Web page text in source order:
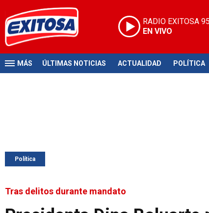
RADIO EXITOSA
EN VIVO
MÁS ÚLTIMAS NOTICIAS ACTUALIDAD POLÍTICA
Política
Tras delitos durante mandato